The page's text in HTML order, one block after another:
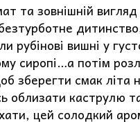
та зовнішній вигляд
рубінові вишні у
сиропі…а потім
зберегти смак літа
облизати каструлю
цей солодкий